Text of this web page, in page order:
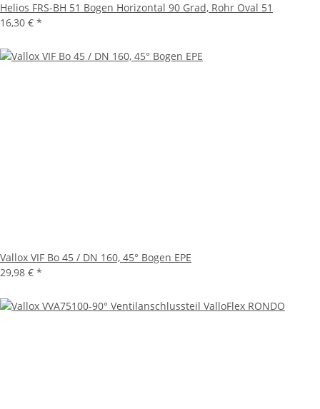
Helios FRS-BH 51 Bogen Horizontal 90 Grad, Rohr Oval 51
16,30 € *
Vallox VIF Bo 45 / DN 160, 45° Bogen EPE
29,98 € *